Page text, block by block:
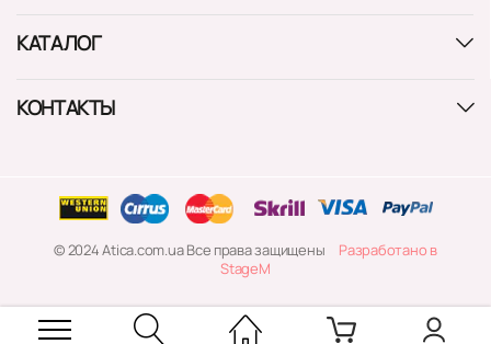
КАТАЛОГ
КОНТАКТЫ
© 2024 Atica.com.ua Все права защищены
Разработано в
StageM